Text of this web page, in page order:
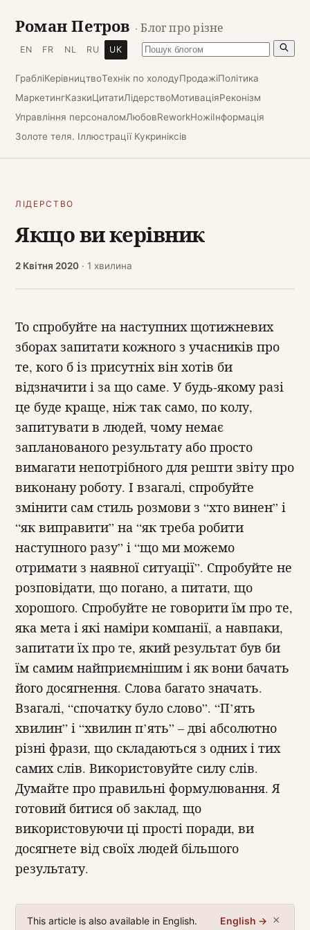
Роман Петров · Блог про різне
EN FR NL RU UK
ГрабліКерівництвоТехнік по холодуПродажіПолітика
МаркетингКазкиЦитатиЛідерствоМотиваціяРеконізм
Управління персоналомЛюбовReworkНожіІнформація
Золоте теля. Іллюстрації Кукриніксів
ЛІДЕРСТВО
Якщо ви керівник
2 Квітня 2020 · 1 хвилина
То спробуйте на наступних щотижневих
зборах запитати кожного з учасників про
те, кого б із присутніх він хотів би
відзначити і за що саме. У будь-якому разі
це буде краще, ніж так само, по колу,
запитувати в людей, чому немає
запланованого результату або просто
вимагати непотрібного для решти звіту про
виконану роботу. І взагалі, спробуйте
змінити сам стиль розмови з “хто винен” і
“як виправити” на “як треба робити
наступного разу” і “що ми можемо
отримати з наявної ситуації”. Спробуйте не
розповідати, що погано, а питати, що
хорошого. Спробуйте не говорити їм про те,
яка мета і які наміри компанії, а навпаки,
запитати їх про те, який результат був би
їм самим найприємнішим і як вони бачать
його досягнення. Слова багато значать.
Взагалі, “спочатку було слово”. “П’ять
хвилин” і “хвилин п’ять” – дві абсолютно
різні фрази, що складаються з одних і тих
самих слів. Використовуйте силу слів.
Думайте про правильні формулювання. Я
готовий битися об заклад, що
використовуючи ці прості поради, ви
досягнете від своїх людей більшого
результату.
This article is also available in English. English → ×